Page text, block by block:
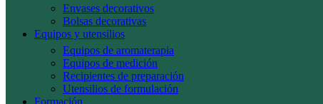
Envases decorativos
Bolsas decorativas
Equipos y utensilios
Equipos de aromaterapia
Equipos de medición
Recipientes de preparación
Utensilios de formulación
Formación